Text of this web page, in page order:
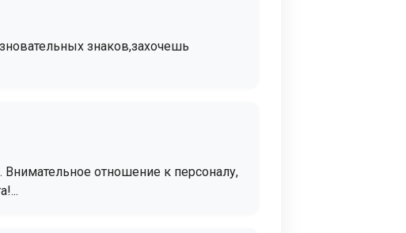
знаков,захочешь
отношение к персоналу,